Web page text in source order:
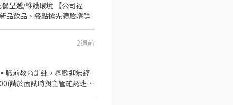
呈遞/維護環境 【公司福
飲品、餐點搶先體驗嚐鮮
2週前
請於面試時與主管確認班